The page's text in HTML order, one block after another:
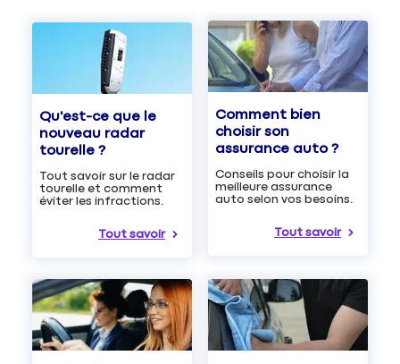
Qu'est-ce que le
nouveau radar
tourelle ?
Tout savoir sur le radar
tourelle et comment
éviter les infractions.
Tout savoir
Comment bien
choisir son
assurance auto ?
Conseils pour choisir la
meilleure assurance
auto selon vos besoins.
Tout savoir